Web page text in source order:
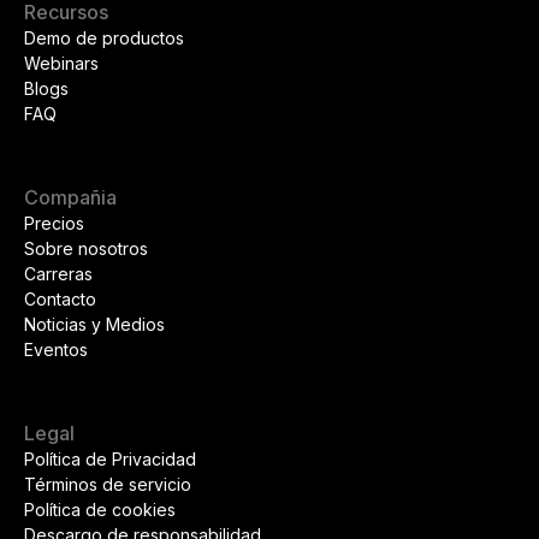
Recursos
Demo de productos
Webinars
Blogs
FAQ
Compañia
Precios
Sobre nosotros
Carreras
Contacto
Noticias y Medios
Eventos
Legal
Política de Privacidad
Términos de servicio
Política de cookies
Descargo de responsabilidad